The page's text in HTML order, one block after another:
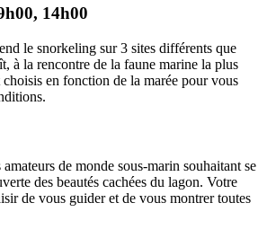
14h00
le snorkeling sur 3 sites différents que
à la rencontre de la faune marine la plus
en fonction de la marée pour vous
de monde sous-marin souhaitant se
des beautés cachées du lagon. Votre
de vous guider et de vous montrer toutes